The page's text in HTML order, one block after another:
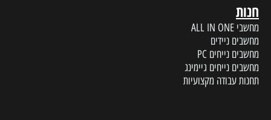
חנות
מחשבי ALL IN ONE
מחשבים ניידים
מחשבים נייחים PC
מחשבים נייחים גיימינג
תחנות עבודה מקצועיות